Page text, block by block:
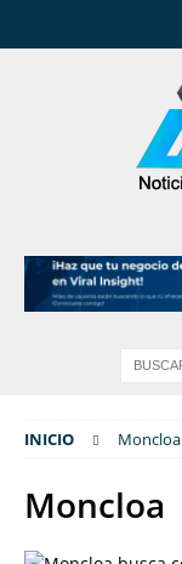
INICIO Moncloa
Moncloa